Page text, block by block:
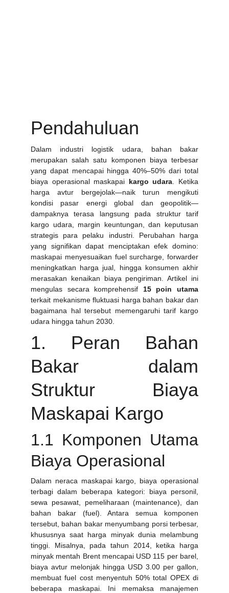
Pendahuluan
Dalam industri logistik udara, bahan bakar
merupakan salah satu komponen biaya terbesar
yang dapat mencapai hingga 40%–50% dari total
biaya operasional maskapai kargo udara . Ketika
harga avtur bergejolak—naik turun mengikuti
kondisi pasar energi global dan geopolitik—
dampaknya terasa langsung pada struktur tarif
kargo udara, margin keuntungan, dan keputusan
strategis para pelaku industri. Perubahan harga
yang signifikan dapat menciptakan efek domino:
maskapai menyesuaikan fuel surcharge, forwarder
meningkatkan harga jual, hingga konsumen akhir
merasakan kenaikan biaya pengiriman. Artikel ini
mengulas secara komprehensif 15 poin utama
terkait mekanisme fluktuasi harga bahan bakar dan
bagaimana hal tersebut memengaruhi tarif kargo
udara hingga tahun 2030.
1. Peran Bahan
Bakar dalam
Struktur Biaya
Maskapai Kargo
1.1 Komponen Utama
Biaya Operasional
Dalam neraca maskapai kargo, biaya operasional
terbagi dalam beberapa kategori: biaya personil,
sewa pesawat, pemeliharaan (maintenance), dan
bahan bakar (fuel). Antara semua komponen
tersebut, bahan bakar menyumbang porsi terbesar,
khususnya saat harga minyak dunia melambung
tinggi. Misalnya, pada tahun 2014, ketika harga
minyak mentah Brent mencapai USD 115 per barel,
biaya avtur melonjak hingga USD 3.00 per gallon,
membuat fuel cost menyentuh 50% total OPEX di
beberapa maskapai. Ini memaksa manajemen